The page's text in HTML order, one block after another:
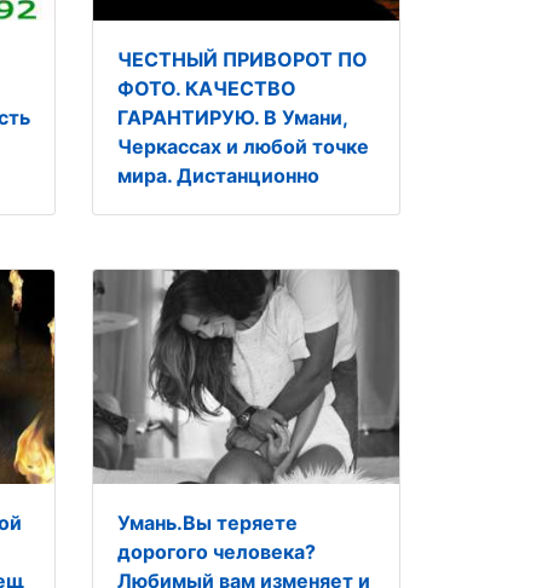
ЧЕСТНЫЙ ПРИВОРОТ ПО
ФОТО. КАЧЕСТВО
ГАРАНТИРУЮ. В Умани,
Черкассах и любой точке
мира. Дистанционно
Умань.Вы теряете
дорогого человека?
Любимый вам изменяет и